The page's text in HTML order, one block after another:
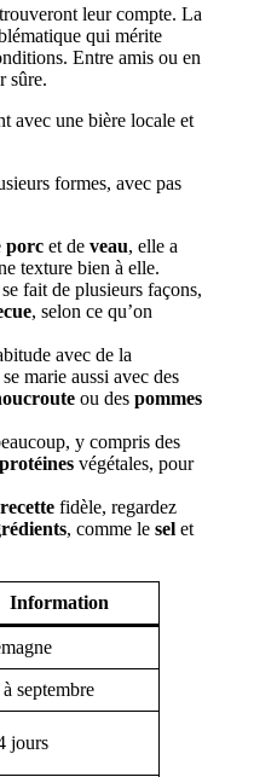
leur compte. La
qui mérite
Entre amis ou en
sûre.
avec une bière locale et
formes, avec pas
porc et de veau, elle a
texture bien à elle.
se fait de plusieurs façons,
, selon ce qu’on
avec de la
se marie aussi avec des
ou des pommes
y compris des
protéines végétales, pour
recette fidèle, regardez
, comme le sel et
Information
septembre
jours